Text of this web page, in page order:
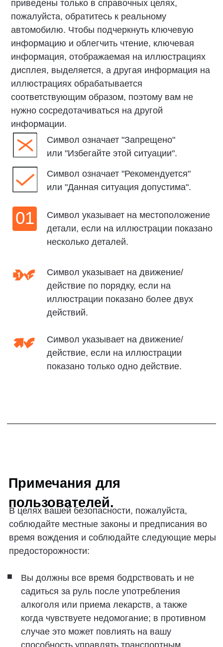
оценивайте, подходят ли погодные и
дорожные условия для правильного
передвижения, и в любое время следите за
движением других транспортных средств
или пешеходов и будьте готовы принять
корректирующие меры, чтобы предотвратить
Пожалуйста, сосредоточьтесь во время
вождения. Ваши руки не должны отрываться
от рулевого колеса в течение длительного
времени. Выполнение телефонных звонков,
проверка сообщений, регулировка кнопки
управления во время вождения отвлекут
ваше внимание, что приведет к несчастным
случаям, жертвам или потере имущества.
Пожалуйста, внимательно прочтите
предупреждения и редостережения,
приведенные в данном руководстве,
персонала или потере имущества (включая
любые повреждения автомобиля).
ZEEKR.
Если у Вас возникли вопросы по данному
руководству, обращайтесь в компанию
ZEEKR следующими способами.
ZEEKR
https://zeekrglobal.com
регистратором данных о событиях (EDR),
который используется для записи информации,
связанной с дорожно-транспортными
происшествиями, такой как скорость
транспортного средства (сигнал поступает от
контроллера площадки и получает его от
датчика, представляющего скорость
состояние торможения (представляющее в
тормозило). Значение и назначение конкретных
элементов данных записи смотрите в 17
элементах данных и описаниях в таблице 2
Элементы данных уровня А в стандарте
Когда происходит событие столкновения
транспортного средства, текущие данные о